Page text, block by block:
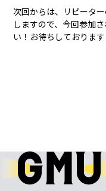
次回からは、リピータ
しますので、今回参加
い！お待ちしておりま